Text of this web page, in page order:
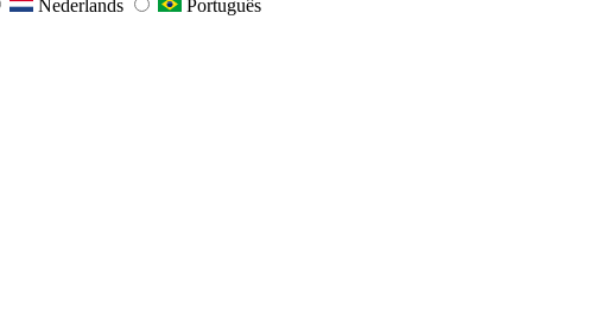
Nederlands Português